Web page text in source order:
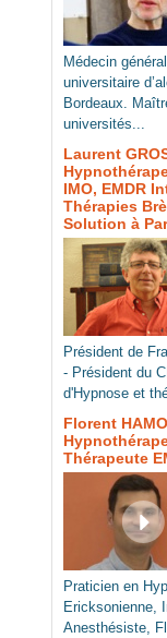
Médecin
universitaire
Bordeaux.
universités...
Laurent
IMO, EMDR
Thérapies
Solution à
Président de
- Président du
d'Hypnose et
Florent
Thérapeute
Praticien en
Ericksonienne,
Anesthésiste,